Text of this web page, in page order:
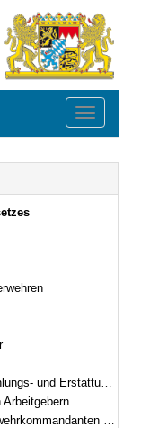
Toggle
von Feuerwehrdienstleistenden
Feuerwehrdienstleistender